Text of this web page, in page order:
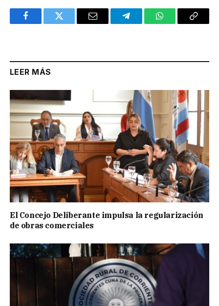
FacebookTwitter Email TelegramWhatsAppCopy
LEER MÁS
El Concejo Deliberante impulsa la regularización
de obras comerciales